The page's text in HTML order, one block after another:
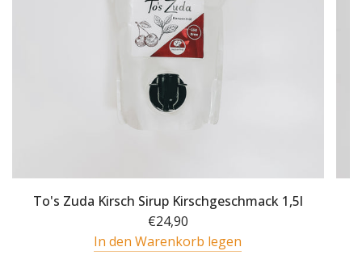
To's Zuda Kirsch Sirup Kirschgeschmack 1,5l
€24,90
In den Warenkorb legen